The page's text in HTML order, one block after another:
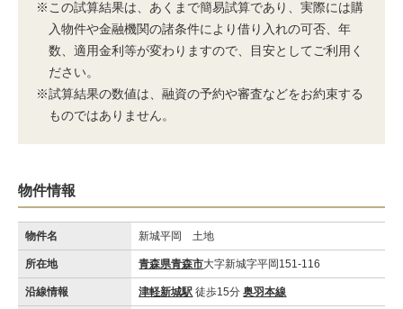
※この試算結果は、あくまで簡易試算であり、実際には購
入物件や金融機関の諸条件により借り入れの可否、年
数、適用金利等が変わりますので、目安としてご利用く
ださい。
※試算結果の数値は、融資の予約や審査などをお約束する
ものではありません。
物件情報
物件名 新城平岡 土地
所在地 青森県青森市大字新城字平岡151-116
沿線情報 津軽新城駅 徒歩15分奥羽本線